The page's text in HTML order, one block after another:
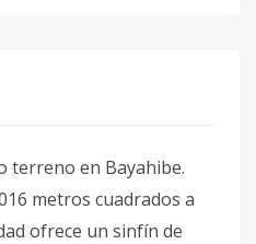
terreno en Bayahibe.
metros cuadrados a
ofrece un sinfín de